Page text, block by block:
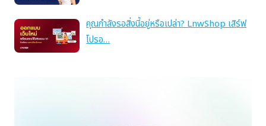
คุณกำลังรอสิ่งนี้อยู่หรือเปล่า? LnwShop เสิร์ฟ
โปรอ…